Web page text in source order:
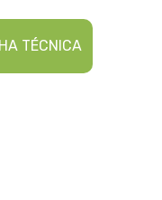
TÉCNICA